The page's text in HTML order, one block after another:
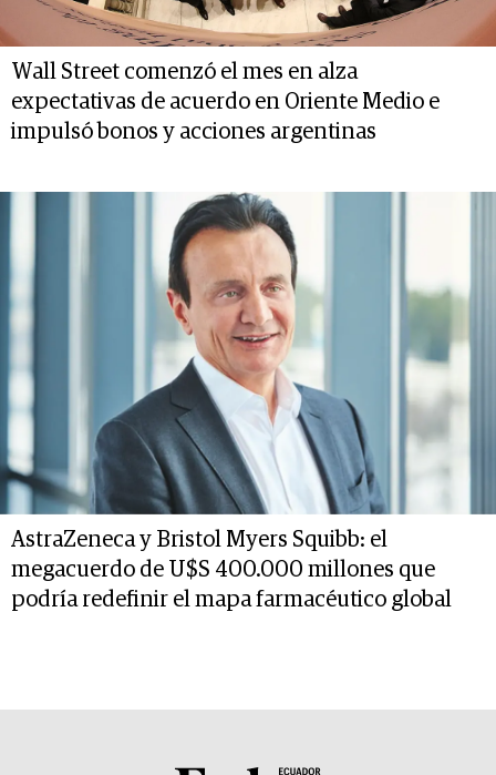
Wall Street comenzó el mes en alza
expectativas de acuerdo en Oriente Medio e
impulsó bonos y acciones argentinas
AstraZeneca y Bristol Myers Squibb: el
megacuerdo de U$S 400.000 millones que
podría redefinir el mapa farmacéutico global